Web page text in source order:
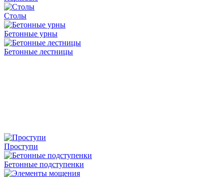
Столы
Бетонные урны
Бетонные лестницы
Проступи
Бетонные подступенки